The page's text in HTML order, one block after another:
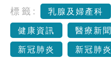
標籤: 乳腺及婦產科
健康資訊
醫療新聞
新冠肺炎
新冠肺炎